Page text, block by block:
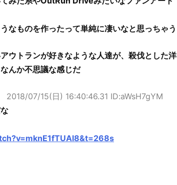
なものを作ったって単純に凄いなと思っちゃう
ウトランが好きなような人達が、殺伐とした洋
んか不思議な感じだ
2018/07/15(日) 16:40:46.31 ID:aWsH7gYM